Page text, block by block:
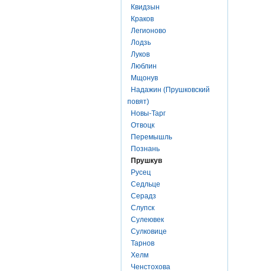
Квидзын
Краков
Легионово
Лодзь
Луков
Люблин
Мщонув
Надажин (Прушковский
повят)
Новы-Тарг
Отвоцк
Перемышль
Познань
Прушкув
Русец
Седльце
Серадз
Слупск
Сулеювек
Сулковице
Тарнов
Хелм
Ченстохова